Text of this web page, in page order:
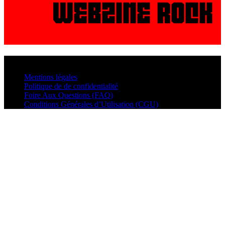
Mentions légales
Politique de de confidentialité
Foire Aux Questions (FAQ)
Conditions Générales d’Utilisation (CGU)